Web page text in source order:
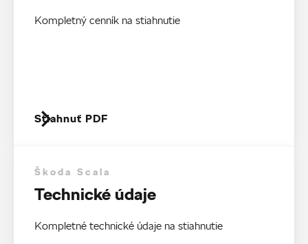
Kompletný cenník na stiahnutie
Stiahnuť PDF
Škoda Scala
Technické údaje
Kompletné technické údaje na stiahnutie